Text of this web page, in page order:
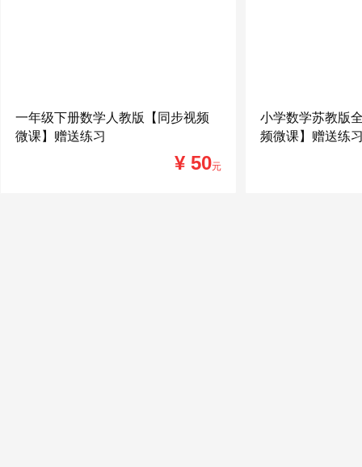
一年级下册数学人教版【同步视频
微课】赠送练习
¥ 50元
小学数学苏教版
频微课】赠送练